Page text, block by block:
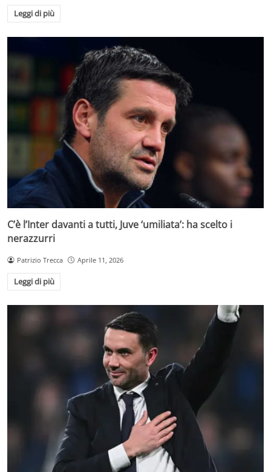
Leggi di più
C’è l’Inter davanti a tutti, Juve ‘umiliata’: ha scelto i
nerazzurri
Patrizio Trecca Aprile 11, 2026
Leggi di più